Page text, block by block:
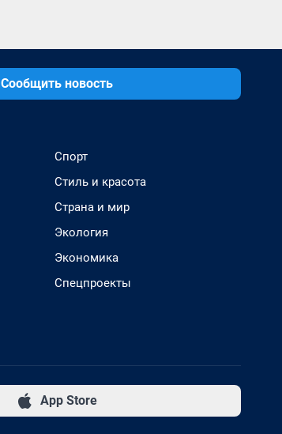
Сообщить новость
Спорт
Стиль и красота
Страна и мир
Экология
Экономика
Спецпроекты
App Store